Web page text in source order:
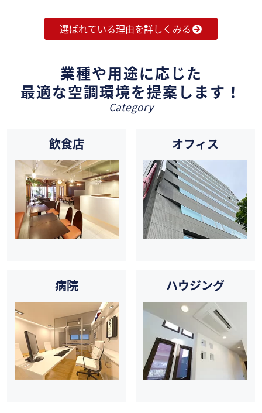
選ばれている理由を詳しくみる
業種や用途に応じた
最適な空調環境を提案します！
Category
飲食店 オフィス
病院 ハウジング